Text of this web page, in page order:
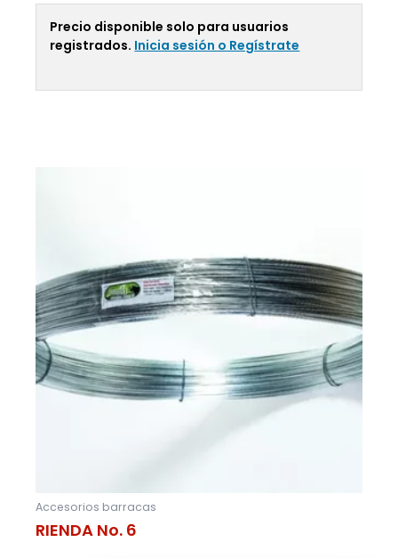
Precio disponible solo para usuarios
registrados. Inicia sesión o Regístrate
Accesorios barracas
RIENDA No. 6